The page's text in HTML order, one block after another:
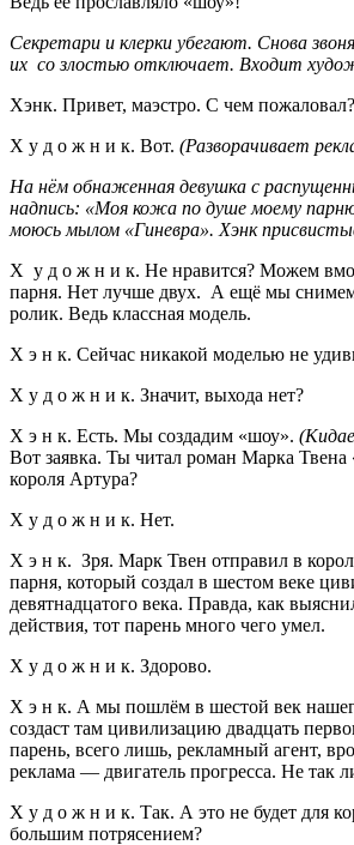
Секретари и клерки убегают. Снова
их со злостью отключает. Входит
Хэнк. Привет, маэстро. С чем пожаловал?
Х у д о ж н и к. Вот. (Разворачивает
На нём обнаженная девушка с
надпись: «Моя кожа по душе моему
моюсь мылом «Гиневра». Хэнк
Х у д о ж н и к. Не нравится? Можем
парня. Нет лучше двух. А ещё мы
ролик. Ведь классная модель.
Х э н к. Сейчас никакой моделью не
Х у д о ж н и к. Значит, выхода нет?
Х э н к. Есть. Мы создадим «шоу».
Вот заявка. Ты читал роман Марка
короля Артура?
Х у д о ж н и к. Нет.
Х э н к. Зря. Марк Твен отправил в
парня, который создал в шестом веке
девятнадцатого века. Правда, как
действия, тот парень много чего умел.
Х у д о ж н и к. Здорово.
Х э н к. А мы пошлём в шестой век
создаст там цивилизацию двадцать
парень, всего лишь, рекламный агент,
реклама — двигатель прогресса. Не так
Х у д о ж н и к. Так. А это не будет для
большим потрясением?